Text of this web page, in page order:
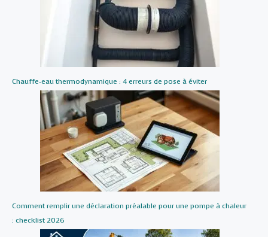
Chauffe-eau thermodynamique : 4 erreurs de pose à éviter
Comment remplir une déclaration préalable pour une pompe à chaleur
: checklist 2026